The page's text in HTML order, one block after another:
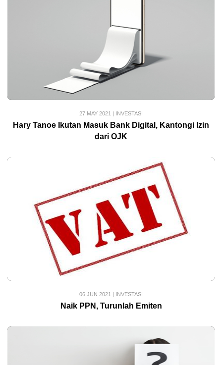
27 MAY 2021 | INVESTASI
Hary Tanoe Ikutan Masuk Bank Digital, Kantongi Izin
dari OJK
06 JUN 2021 | INVESTASI
Naik PPN, Turunlah Emiten